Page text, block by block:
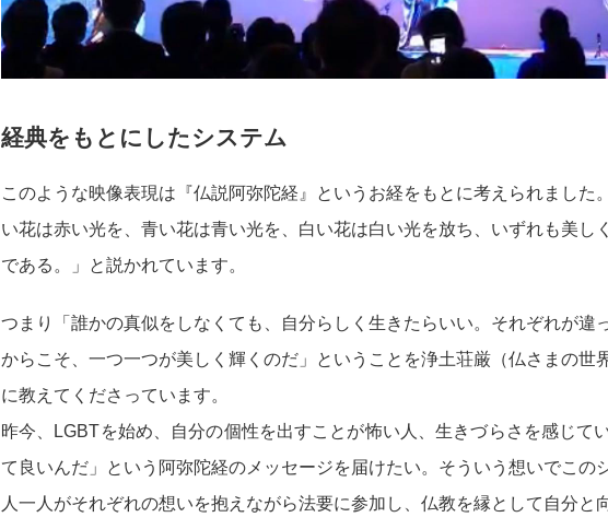
経典をもとにしたシステム
このような映像表現は『仏説阿弥陀経』というお経をもとに考えられました
い花は赤い光を、青い花は青い光を、白い花は白い光を放ち、いずれも美し
である。」と説かれています。
つまり「誰かの真似をしなくても、自分らしく生きたらいい。それぞれが違
からこそ、一つ一つが美しく輝くのだ」ということを浄土荘厳（仏さまの世
に教えてくださっています。
昨今、LGBTを始め、自分の個性を出すことが怖い人、生きづらさを感じて
て良いんだ」という阿弥陀経のメッセージを届けたい。そういう想いでこの
人一人がそれぞれの想いを抱えながら法要に参加し、仏教を縁として自分と